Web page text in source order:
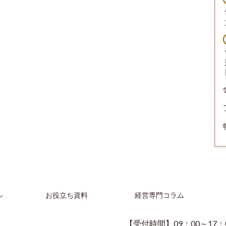
お役立ち資料 経営専門コラム
【受付時間】09：00～17